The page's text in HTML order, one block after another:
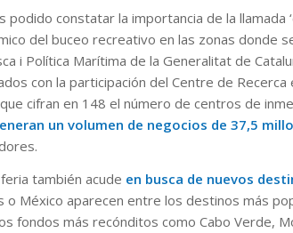
podido constatar la importancia de la llamada
del buceo recreativo en las zonas donde
i Política Marítima de la Generalitat de
con la participación del Centre de
cifran en 148 el número de centros de
un volumen de negocios de 37,5
también acude en busca de nuevos
o México aparecen entre los destinos más
fondos más recónditos como Cabo Verde,